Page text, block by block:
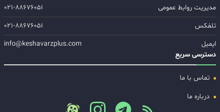
مدیریت روابط عمومی
۰۲۱-۸۸۶۷۶۰۵۱
تلفکس
۰۲۱-۸۸۶۷۶۰۵۱
ایمیل
info@keshavarzplus.com
دسترسی سریع
تماس با ما
درباره ما